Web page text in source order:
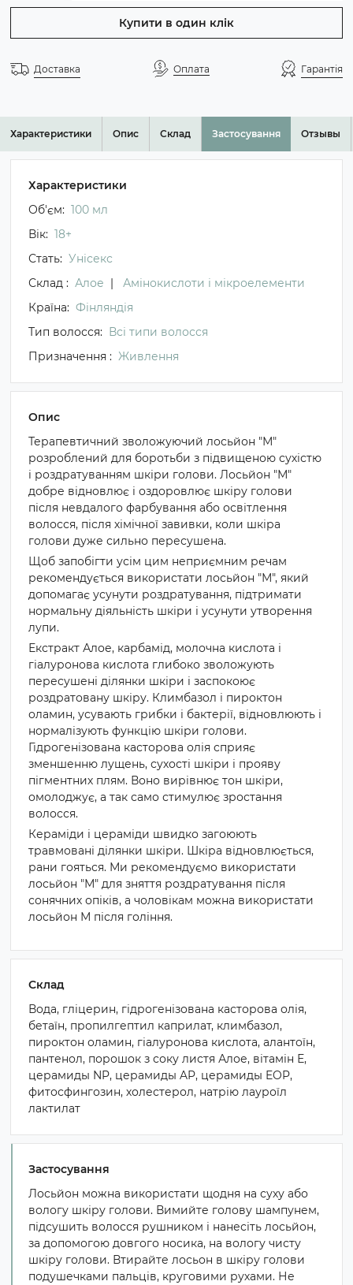
Купити в один клік
Доставка Оплата Гарантія
Характеристики Опис Склад Застосування Отзывы
Характеристики
Об'єм: 100 мл
Вік: 18+
Стать: Унісекс
Склад : Алое |
Амінокислоти і мікроелементи
Країна: Фінляндія
Тип волосся: Всі типи волосся
Призначення : Живлення
Опис
Терапевтичний зволожуючий лосьйон "М"
розроблений для боротьби з підвищеною сухістю
і роздратуванням шкіри голови. Лосьйон "М"
добре відновлює і оздоровлює шкіру голови
після невдалого фарбування або освітлення
волосся, після хімічної завивки, коли шкіра
голови дуже сильно пересушена.
Щоб запобігти усім цим неприємним речам
рекомендується використати лосьйон "М", який
допомагає усунути роздратування, підтримати
нормальну діяльність шкіри і усунути утворення
лупи.
Екстракт Алое, карбамід, молочна кислота і
гіалуронова кислота глибоко зволожують
пересушені ділянки шкіри і заспокоює
роздратовану шкіру. Климбазол і пироктон
оламин, усувають грибки і бактерії, відновлюють і
нормалізують функцію шкіри голови.
Гідрогенізована касторова олія сприяє
зменшенню лущень, сухості шкіри і прояву
пігментних плям. Воно вирівнює тон шкіри,
омолоджує, а так само стимулює зростання
волосся.
Кераміди і цераміди швидко загоюють
травмовані ділянки шкіри. Шкіра відновлюється,
рани гояться. Ми рекомендуємо використати
лосьйон "М" для зняття роздратування після
сонячних опіків, а чоловікам можна використати
лосьйон М після гоління.
Склад
Вода, гліцерин, гідрогенізована касторова олія,
бетаїн, пропилгептил каприлат, климбазол,
пироктон оламин, гіалуронова кислота, алантоїн,
пантенол, порошок з соку листя Алое, вітамін Е,
церамиды NP, церамиды AP, церамиды EOP,
фитосфингозин, холестерол, натрію лауроїл
лактилат
Застосування
Лосьйон можна використати щодня на суху або
вологу шкіру голови. Вимийте голову шампунем,
підсушить волосся рушником і нанесіть лосьйон,
за допомогою довгого носика, на вологу чисту
шкіру голови. Втирайте лосьон в шкіру голови
подушечками пальців, круговими рухами. Не